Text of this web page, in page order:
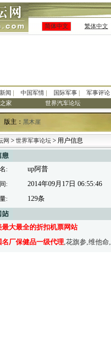
简体中文 繁体中文
闻 | 中国军情 | 国际军事 |
军事评论
家 世界汽车论坛
版主： 黑木崖
网 > 世界军事论坛 > 用户信息
:
up阿普
:
2014年09月17日 06:55:46
:
129条
最大最全的折扣机票网站
名厂保健品一级代理,花旗参,维他